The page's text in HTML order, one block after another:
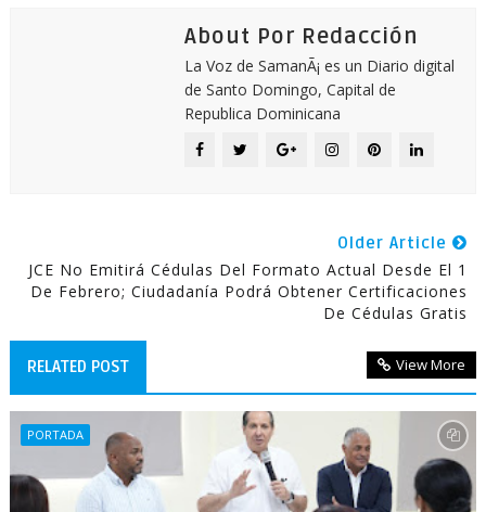
About Por Redacción
La Voz de SamanÃ¡ es un Diario digital
de Santo Domingo, Capital de
Republica Dominicana
Older Article
JCE No Emitirá Cédulas Del Formato Actual Desde El 1
De Febrero; Ciudadanía Podrá Obtener Certificaciones
De Cédulas Gratis
RELATED POST View More
PORTADA